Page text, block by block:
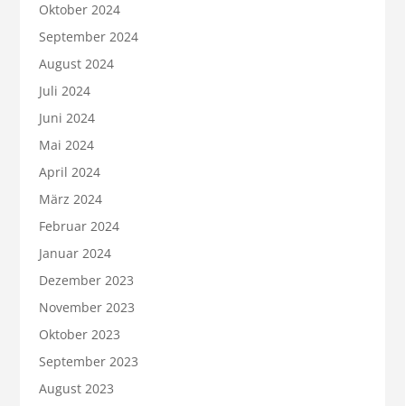
Oktober 2024
September 2024
August 2024
Juli 2024
Juni 2024
Mai 2024
April 2024
März 2024
Februar 2024
Januar 2024
Dezember 2023
November 2023
Oktober 2023
September 2023
August 2023